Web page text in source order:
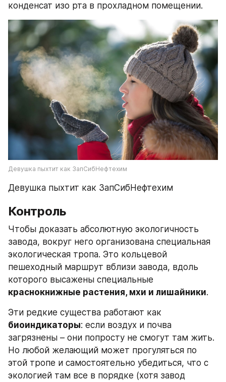
конденсат изо рта в прохладном помещении.
Девушка пыхтит как ЗапСибНефтехим
Девушка пыхтит как ЗапСибНефтехим
Контроль
Чтобы доказать абсолютную экологичность
завода, вокруг него организована специальная
экологическая тропа. Это кольцевой
пешеходный маршрут вблизи завода, вдоль
краснокнижные растения, мхи и лишайники.
биоиндикаторы: если воздух и почва
загрязнены – они попросту не смогут там жить.
Но любой желающий может прогуляться по
этой тропе и самостоятельно убедиться, что с
экологией там все в порядке (хотя завод